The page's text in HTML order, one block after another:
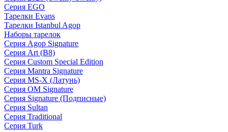
Серия EGO
Тарелки Evans
Тарелки Istanbul Agop
Наборы тарелок
Серия Agop Signature
Серия Art (B8)
Серия Custom Special Edition
Серия Mantra Signature
Серия MS-X (Латунь)
Серия OM Signature
Серия Signature (Подписные)
Серия Sultan
Серия Traditional
Серия Turk